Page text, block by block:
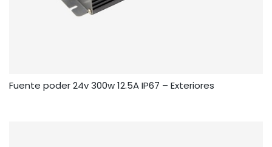
Fuente poder 24v 300w 12.5A IP67 – Exteriores